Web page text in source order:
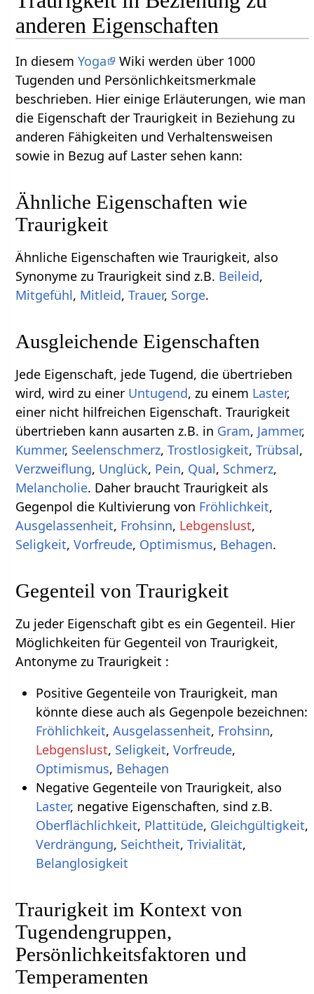
anderen Eigenschaften
In diesemYoga
Wiki werden über 1000
Tugenden und Persönlichkeitsmerkmale
beschrieben. Hier einige Erläuterungen, wie man
die Eigenschaft der Traurigkeit in Beziehung zu
anderen Fähigkeiten und Verhaltensweisen
sowie in Bezug auf Laster sehen kann:
Ähnliche Eigenschaften wie
Traurigkeit
Ähnliche Eigenschaften wie Traurigkeit, also
Synonyme zu Traurigkeit sind z.B. Beileid,
Mitgefühl, Mitleid,Trauer, Sorge.
Ausgleichende Eigenschaften
Jede Eigenschaft, jede Tugend, die übertrieben
wird, wird zu einer Untugend, zu einem Laster,
einer nicht hilfreichen Eigenschaft. Traurigkeit
übertrieben kann ausarten z.B. in Gram, Jammer,
Kummer, Seelenschmerz,Trostlosigkeit,Trübsal,
Verzweiflung, Unglück, Pein, Qual, Schmerz,
Melancholie. Daher braucht Traurigkeit als
Gegenpol die Kultivierung von Fröhlichkeit,
Ausgelassenheit, Frohsinn, Lebgenslust,
Seligkeit,Vorfreude, Optimismus, Behagen.
Gegenteil von Traurigkeit
Zu jeder Eigenschaft gibt es ein Gegenteil. Hier
Möglichkeiten für Gegenteil von Traurigkeit,
Antonyme zu Traurigkeit :
Positive Gegenteile von Traurigkeit, man
könnte diese auch als Gegenpole bezeichnen:
Fröhlichkeit, Ausgelassenheit, Frohsinn,
Lebgenslust, Seligkeit, Vorfreude,
Optimismus, Behagen
Negative Gegenteile von Traurigkeit, also
Laster, negative Eigenschaften, sind z.B.
Oberflächlichkeit, Plattitüde, Gleichgültigkeit,
Verdrängung, Seichtheit, Trivialität,
Belanglosigkeit
Traurigkeit im Kontext von
Tugendengruppen,
Persönlichkeitsfaktoren und
Temperamenten